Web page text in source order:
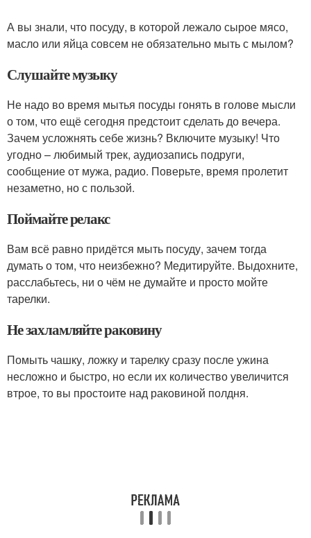
А вы знали, что посуду, в которой лежало сырое мясо,
масло или яйца совсем не обязательно мыть с мылом?
Слушайте музыку
Не надо во время мытья посуды гонять в голове мысли
о том, что ещё сегодня предстоит сделать до вечера.
Зачем усложнять себе жизнь? Включите музыку! Что
угодно – любимый трек, аудиозапись подруги,
сообщение от мужа, радио. Поверьте, время пролетит
незаметно, но с пользой.
Поймайте релакс
Вам всё равно придётся мыть посуду, зачем тогда
думать о том, что неизбежно? Медитируйте. Выдохните,
расслабьтесь, ни о чём не думайте и просто мойте
тарелки.
Не захламляйте раковину
Помыть чашку, ложку и тарелку сразу после ужина
несложно и быстро, но если их количество увеличится
втрое, то вы простоите над раковиной полдня.